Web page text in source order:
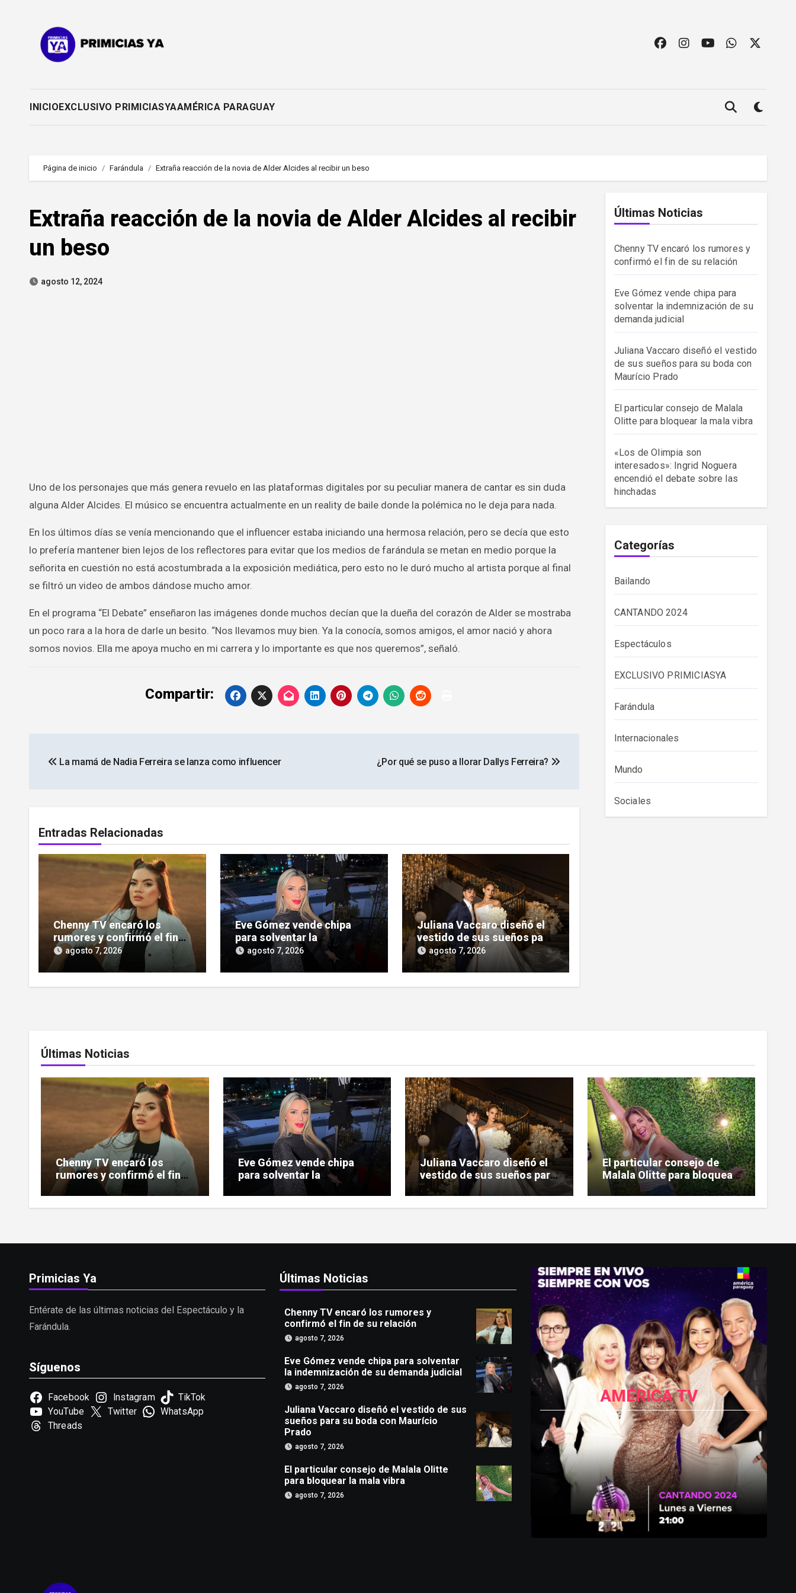
INICIOEXCLUSIVO PRIMICIASYAAMÉRICA PARAGUAY
Página de inicio Farándula Extraña reacción de la novia de Alder Alcides al recibir un beso
Extraña reacción de la novia de Alder Alcides al recibir
un beso
agosto 12, 2024
Uno de los personajes que más genera revuelo en las plataformas digitales por su peculiar manera de cantar es sin duda
alguna Alder Alcides. El músico se encuentra actualmente en un reality de baile donde la polémica no le deja para nada.
En los últimos días se venía mencionando que el influencer estaba iniciando una hermosa relación, pero se decía que esto
lo prefería mantener bien lejos de los reflectores para evitar que los medios de farándula se metan en medio porque la
señorita en cuestión no está acostumbrada a la exposición mediática, pero esto no le duró mucho al artista porque al final
se filtró un video de ambos dándose mucho amor.
En el programa “El Debate” enseñaron las imágenes donde muchos decían que la dueña del corazón de Alder se mostraba
un poco rara a la hora de darle un besito. “Nos llevamos muy bien. Ya la conocía, somos amigos, el amor nació y ahora
somos novios. Ella me apoya mucho en mi carrera y lo importante es que nos queremos”, señaló.
Compartir:
de
La mamá de Nadia Ferreira se lanza como influencer ¿Por qué se puso a llorar Dallys Ferreira?
Entradas Relacionadas
Chenny TV encaró los
rumores y confirmó el fin
de su relación
agosto 7, 2026
Eve Gómez vende chipa
para solventar la
indemnización de su
demanda judicial
agosto 7, 2026
Juliana Vaccaro diseñó el
vestido de sus sueños para
su boda con Maurício
Prado
agosto 7, 2026
Últimas Noticias
Chenny TV encaró los rumores y
confirmó el fin de su relación
Eve Gómez vende chipa para
solventar la indemnización de su
demanda judicial
Juliana Vaccaro diseñó el vestido
de sus sueños para su boda con
Maurício Prado
El particular consejo de Malala
Olitte para bloquear la mala vibra
«Los de Olimpia son
interesados»: Ingrid Noguera
encendió el debate sobre las
hinchadas
Categorías
Bailando
CANTANDO 2024
Espectáculos
EXCLUSIVO PRIMICIASYA
Farándula
Internacionales
Mundo
Sociales
Últimas Noticias
Chenny TV encaró los
rumores y confirmó el fin
de su relación
Eve Gómez vende chipa
para solventar la
indemnización de su
demanda judicial
Juliana Vaccaro diseñó el
vestido de sus sueños para
su boda con Maurício
Prado
El particular consejo de
Malala Olitte para bloquear
la mala vibra
Primicias Ya
Entérate de las últimas noticias del Espectáculo y la
Farándula.
Síguenos
Facebook Instagram
TikTok
YouTube
Twitter
WhatsApp
Threads
Últimas Noticias
Chenny TV encaró los rumores y
confirmó el fin de su relación
agosto 7, 2026
Eve Gómez vende chipa para solventar
la indemnización de su demanda judicial
agosto 7, 2026
Juliana Vaccaro diseñó el vestido de sus
sueños para su boda con Maurício
Prado
agosto 7, 2026
El particular consejo de Malala Olitte
para bloquear la mala vibra
agosto 7, 2026
AMÉRICA TV